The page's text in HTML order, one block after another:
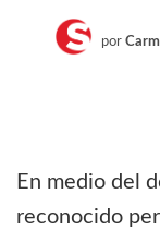
por
En medio del
reconocido